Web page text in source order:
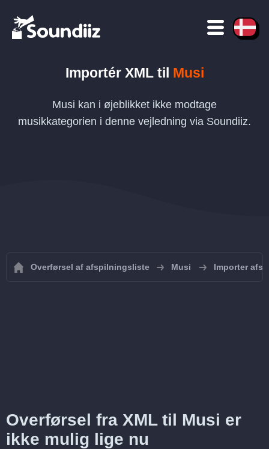
Importér XMLtil Musi
Musi kan i øjeblikket ikke modtage
musikkategorien i denne vejledning via Soundiiz.
Overførsel af afspilningsliste Musi Importer
Overførsel fra XML til Musi er
ikke mulig lige nu